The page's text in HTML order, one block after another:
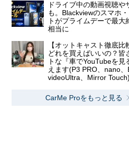
ドライブ中の動画視聴や
も。Blackviewのスマホ
トがプライムデーで最大
相当に
【オットキャスト徹底比
どれを買えばいいの？皆
トな『車でYouTubeを見
えます(P3 PRO、nano
videoUltra、Mirror Touch)
CarMe Proをもっと見る